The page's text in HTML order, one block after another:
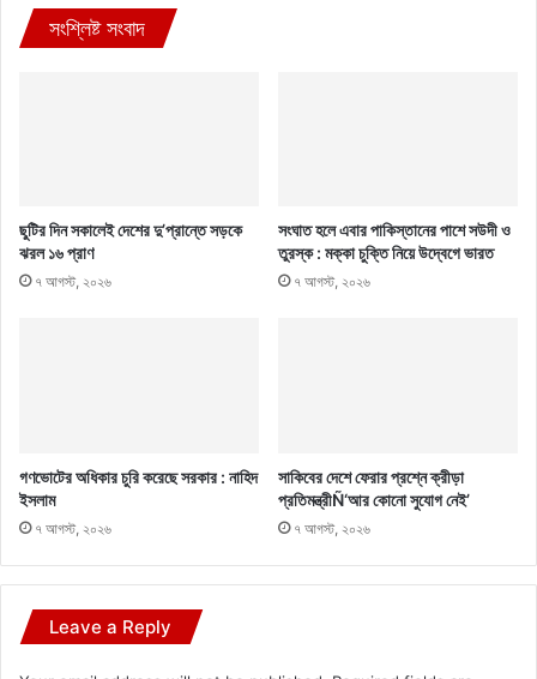
সংশ্লিষ্ট সংবাদ
ছুটির দিন সকালেই দেশের দু’প্রান্তে সড়কে
ঝরল ১৬ প্রাণ
৭ আগস্ট, ২০২৬
সংঘাত হলে এবার পাকিস্তানের পাশে সউদী ও
তুরস্ক : মক্কা চুক্তি নিয়ে উদ্বেগে ভারত
৭ আগস্ট, ২০২৬
গণভোটের অধিকার চুরি করেছে সরকার : নাহিদ
ইসলাম
৭ আগস্ট, ২০২৬
সাকিবের দেশে ফেরার প্রশ্নে ক্রীড়া
প্রতিমন্ত্রীÑ‘আর কোনো সুযোগ নেই’
৭ আগস্ট, ২০২৬
Leave a Reply